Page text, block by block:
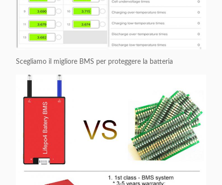
Scegliamo il migliore BMS per proteggere la batteria